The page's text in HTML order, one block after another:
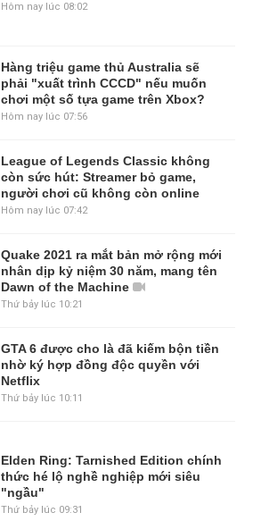
Hôm nay lúc 08:02
Hàng triệu game thủ Australia sẽ
phải "xuất trình CCCD" nếu muốn
chơi một số tựa game trên Xbox?
Hôm nay lúc 07:56
League of Legends Classic không
còn sức hút: Streamer bỏ game,
người chơi cũ không còn online
Hôm nay lúc 07:42
Quake 2021 ra mắt bản mở rộng mới
nhân dịp kỷ niệm 30 năm, mang tên
Dawn of the Machine
Thứ bảy lúc 10:21
GTA 6 được cho là đã kiếm bộn tiền
nhờ ký hợp đồng độc quyền với
Netflix
Thứ bảy lúc 10:11
Elden Ring: Tarnished Edition chính
thức hé lộ nghề nghiệp mới siêu
"ngầu"
Thứ bảy lúc 09:31